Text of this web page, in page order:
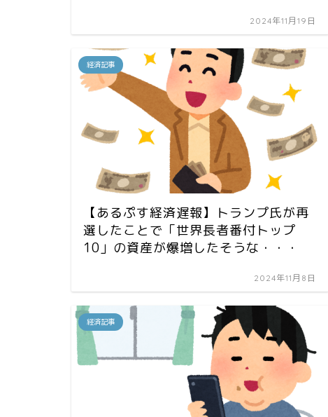
2024年11月19日
経済記事
【あるぷす経済遅報】トランプ氏が再
選したことで「世界長者番付トップ
10」の資産が爆増したそうな・・・
2024年11月8日
経済記事